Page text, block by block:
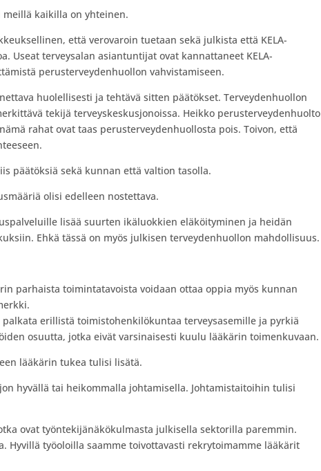
kaikilla on yhteinen.
että verovaroin tuetaan sekä julkista että KELA-
Useat terveysalan asiantuntijat ovat kannattaneet KELA-
perusterveydenhuollon vahvistamiseen.
huolellisesti ja tehtävä sitten päätökset. Terveydenhuollon
tekijä terveyskeskusjonoissa. Heikko perusterveydenhuolto
rahat ovat taas perusterveydenhuollosta pois. Toivon, että
päätöksiä sekä kunnan että valtion tasolla.
olisi edelleen nostettava.
lisää suurten ikäluokkien eläköityminen ja heidän
Ehkä tässä on myös julkisen terveydenhuollon mahdollisuus.
parhaista toimintatavoista voidaan ottaa oppia myös kunnan
erillistä toimistohenkilökuntaa terveysasemille ja pyrkiä
osuutta, jotka eivät varsinaisesti kuulu lääkärin toimenkuvaan.
lääkärin tukea tulisi lisätä.
hyvällä tai heikommalla johtamisella. Johtamistaitoihin tulisi
ovat työntekijänäkökulmasta julkisella sektorilla paremmin.
Hyvillä työoloilla saamme toivottavasti rekrytoimamme lääkärit